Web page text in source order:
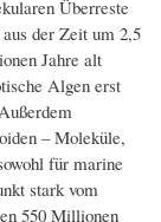
Überreste
der Zeit um 2,5
Jahre alt
Algen erst
– Moleküle,
für marine
stark vom
550 Millionen